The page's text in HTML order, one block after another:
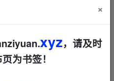
华语 合集 打包 其他 夸克
×
xyz，请及时
为书签！